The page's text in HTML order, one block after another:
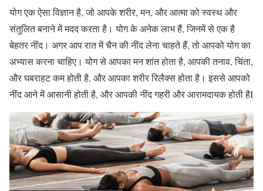
योग एक ऐसा विज्ञान है, जो आपके शरीर, मन, और आत्मा को स्वस्थ और
संतुलित बनाने में मदद करता है। योग के अनेक लाभ हैं, जिनमें से एक है
बेहतर नींद। अगर आप रात में चैन की नींद लेना चाहते हैं, तो आपको योग का
अभ्यास करना चाहिए। योग से आपका मन शांत होता है, आपकी तनाव, चिंता,
और घबराहट कम होती है, और आपका शरीर रिलैक्स होता है। इससे आपको
नींद आने में आसानी होती है, और आपकी नींद गहरी और आरामदायक होती हैI